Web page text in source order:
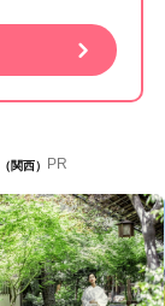
（関西） PR